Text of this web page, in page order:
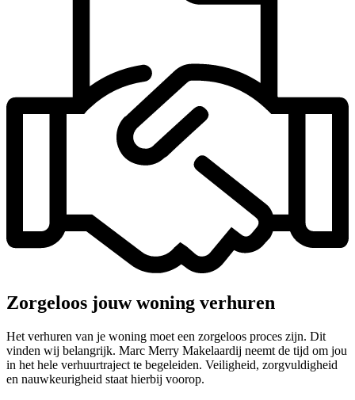
Zorgeloos jouw woning verhuren
Het verhuren van je woning moet een zorgeloos proces zijn. Dit
vinden wij belangrijk. Marc Merry Makelaardij neemt de tijd om jou
in het hele verhuurtraject te begeleiden. Veiligheid, zorgvuldigheid
en nauwkeurigheid staat hierbij voorop.